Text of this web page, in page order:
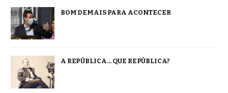
BOM DEMAIS PARA ACONTECER
A REPÚBLICA… QUE REPÚBLICA?